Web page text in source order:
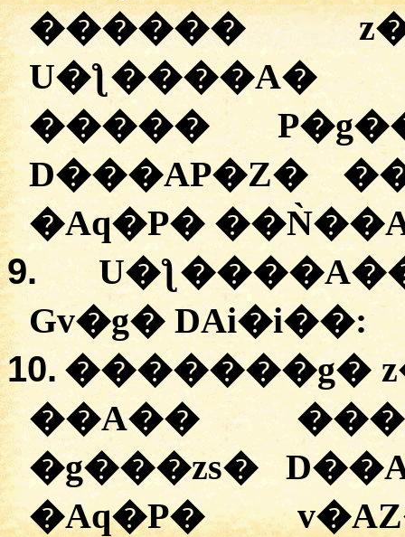
������
U�ƪ����A�
�����
D���AP�Z�
�Aq�P�
9.
Gv�g� DAi�i��:
10. �������g�
��A��
�g���zs�
�Aq�P�